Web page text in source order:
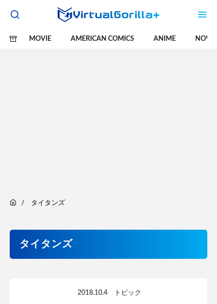
MOVIE AMERICAN COMICS ANIME
タイタンズ
タイタンズ
2018.10.4 トピック